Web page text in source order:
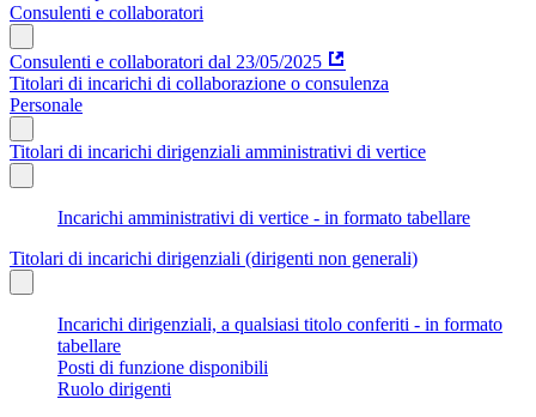
Consulenti e collaboratori
Consulenti e collaboratori dal 23/05/2025
Titolari di incarichi di collaborazione o consulenza
Personale
Titolari di incarichi dirigenziali amministrativi di vertice
Incarichi amministrativi di vertice - in formato tabellare
Titolari di incarichi dirigenziali (dirigenti non generali)
Incarichi dirigenziali, a qualsiasi titolo conferiti - in formato
tabellare
Posti di funzione disponibili
Ruolo dirigenti